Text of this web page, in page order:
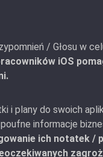
/ Głosu w
iOS
i plany do swoich
informacje
ich notatek /